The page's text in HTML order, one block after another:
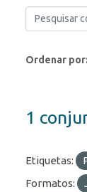
Ordenar por
1
Etiquetas:
Formatos: